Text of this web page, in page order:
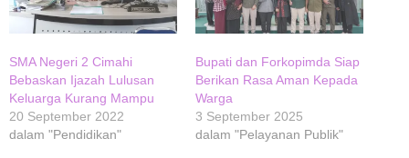
SMA Negeri 2 Cimahi
Bebaskan Ijazah Lulusan
Keluarga Kurang Mampu
20 September 2022
dalam "Pendidikan"
Bupati dan Forkopimda Siap
Berikan Rasa Aman Kepada
Warga
3 September 2025
dalam "Pelayanan Publik"